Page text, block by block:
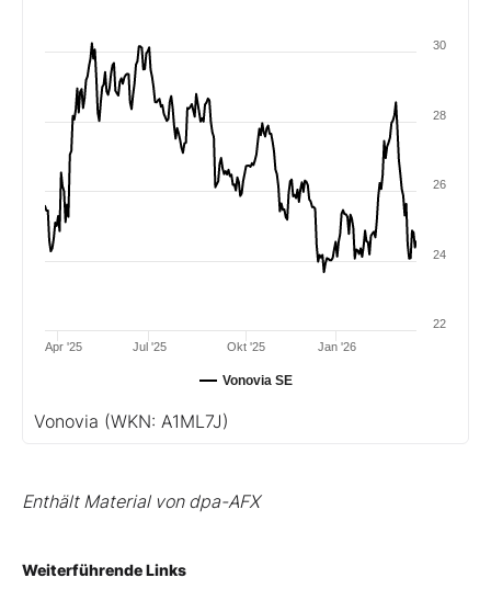
Vonovia SE
Jul '25 Jan '26
Apr '25 Okt '25
22
24
26
28
30
Vonovia (WKN: A1ML7J)
Enthält Material von dpa-AFX
Weiterführende Links